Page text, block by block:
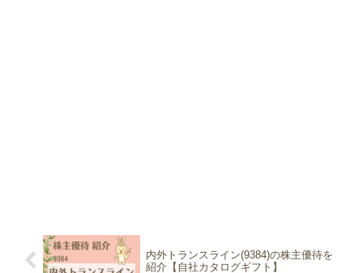
内外トランスライン(9384)の株主優待を
紹介【自社カタログギフト】